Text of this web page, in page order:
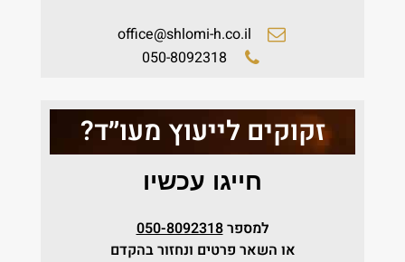
office@shlomi-h.co.il
050-8092318
זקוקים לייעוץ מעו״ד?
חייגו עכשיו
למספר050-8092318
או השאר פרטים ונחזור בהקדם